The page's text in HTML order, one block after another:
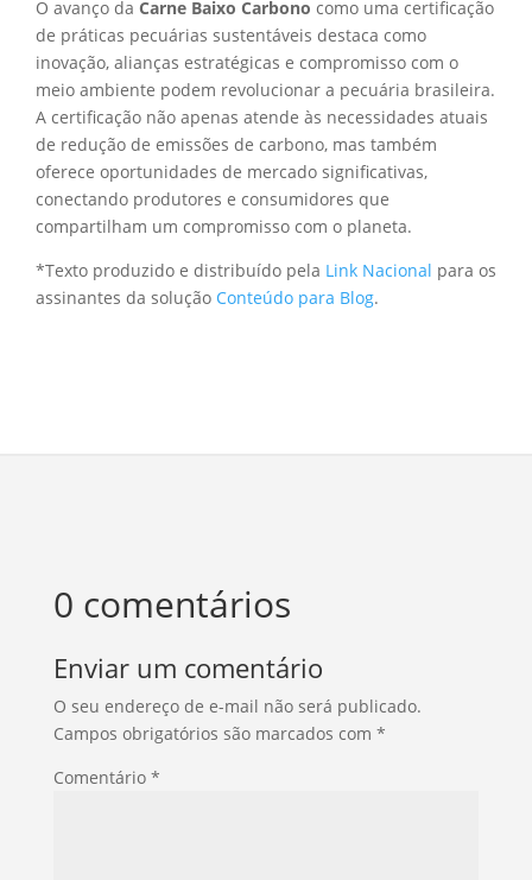
O avanço da Carne Baixo Carbono como uma certificação
de práticas pecuárias sustentáveis destaca como
inovação, alianças estratégicas e compromisso com o
meio ambiente podem revolucionar a pecuária brasileira.
A certificação não apenas atende às necessidades atuais
de redução de emissões de carbono, mas também
oferece oportunidades de mercado significativas,
conectando produtores e consumidores que
compartilham um compromisso com o planeta.
*Texto produzido e distribuído pela Link Nacional para os
assinantes da solução Conteúdo para Blog.
0 comentários
Enviar um comentário
O seu endereço de e-mail não será publicado.
Campos obrigatórios são marcados com *
Comentário *